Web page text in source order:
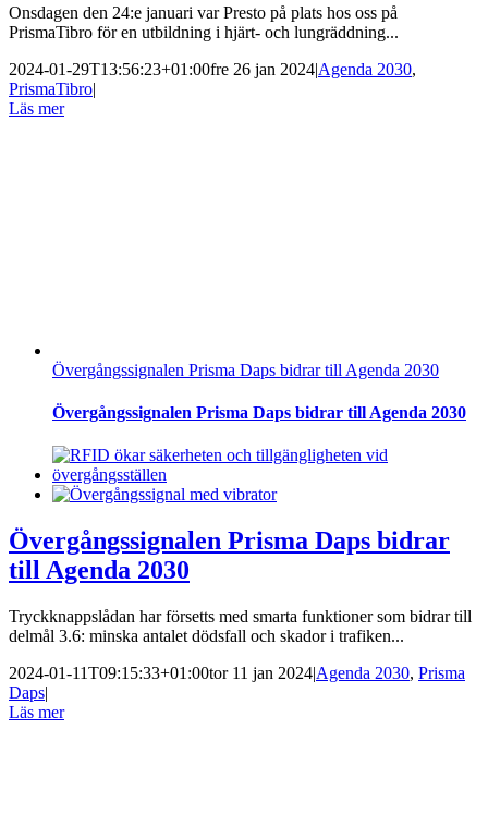
Onsdagen den 24:e januari var Presto på plats hos oss på
PrismaTibro för en utbildning i hjärt- och lungräddning...
2024-01-29T13:56:23+01:00fre 26 jan 2024|Agenda 2030,
PrismaTibro|
Läs mer
Övergångssignalen Prisma Daps bidrar till Agenda 2030
Övergångssignalen Prisma Daps bidrar till Agenda 2030
Övergångssignalen Prisma Daps bidrar
till Agenda 2030
Tryckknappslådan har försetts med smarta funktioner som bidrar till
delmål 3.6: minska antalet dödsfall och skador i trafiken...
2024-01-11T09:15:33+01:00tor 11 jan 2024|Agenda 2030, Prisma
Daps|
Läs mer